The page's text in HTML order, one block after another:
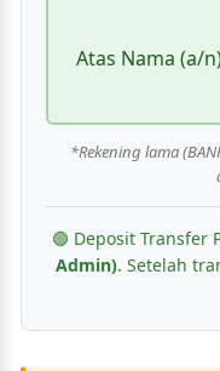
Atas Nama (a/
*Rekening lama
🟢 Deposit Transfer
Admin). Setelah